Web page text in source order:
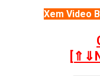
Xem Video